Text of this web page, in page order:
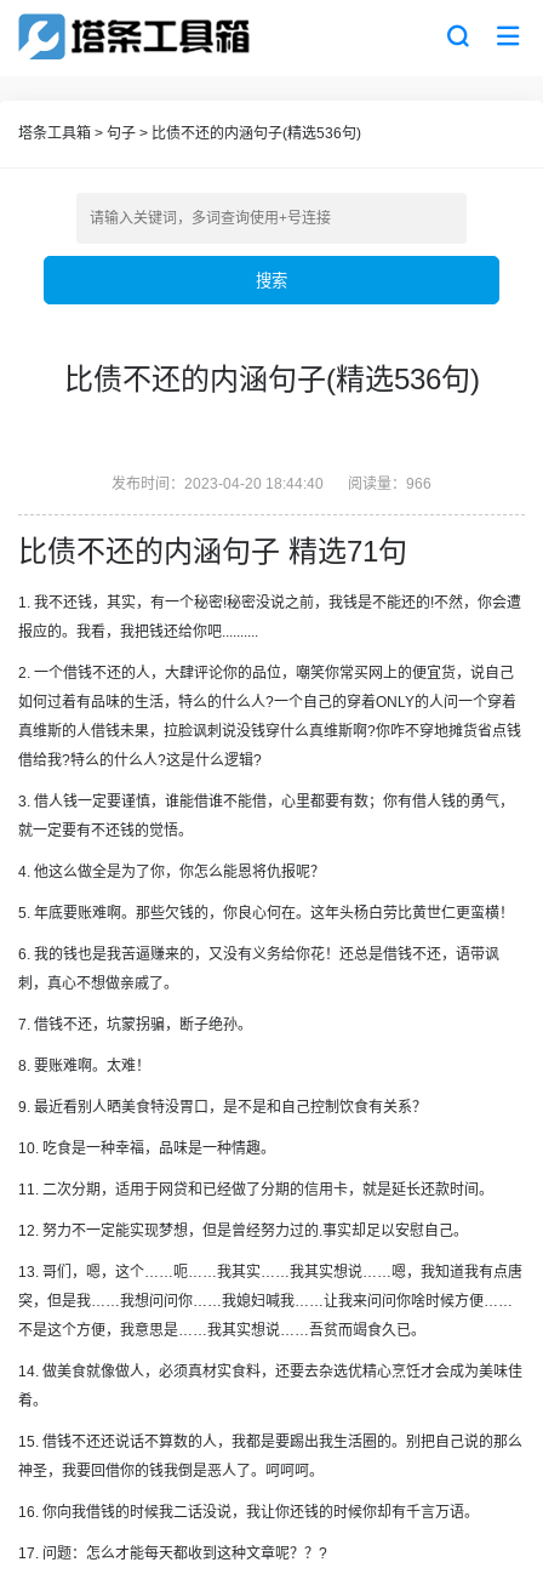
塔条工具箱 > 句子 > 比债不还的内涵句子(精选536句)
搜索
比债不还的内涵句子(精选536句)
发布时间：2023-04-20 18:44:40 阅读量：966
比债不还的内涵句子 精选71句
1. 我不还钱，其实，有一个秘密!秘密没说之前，我钱是不能还的!不然，你会遭
报应的。我看，我把钱还给你吧..........
2. 一个借钱不还的人，大肆评论你的品位，嘲笑你常买网上的便宜货，说自己
如何过着有品味的生活，特么的什么人?一个自己的穿着ONLY的人问一个穿着
真维斯的人借钱未果，拉脸讽刺说没钱穿什么真维斯啊?你咋不穿地摊货省点钱
借给我?特么的什么人?这是什么逻辑?
3. 借人钱一定要谨慎，谁能借谁不能借，心里都要有数；你有借人钱的勇气，
就一定要有不还钱的觉悟。
4. 他这么做全是为了你，你怎么能恩将仇报呢？
5. 年底要账难啊。那些欠钱的，你良心何在。这年头杨白劳比黄世仁更蛮横！
6. 我的钱也是我苦逼赚来的，又没有义务给你花！还总是借钱不还，语带讽
刺，真心不想做亲戚了。
7. 借钱不还，坑蒙拐骗，断子绝孙。
8. 要账难啊。太难！
9. 最近看别人晒美食特没胃口，是不是和自己控制饮食有关系？
10. 吃食是一种幸福，品味是一种情趣。
11. 二次分期，适用于网贷和已经做了分期的信用卡，就是延长还款时间。
12. 努力不一定能实现梦想，但是曾经努力过的.事实却足以安慰自己。
13. 哥们，嗯，这个……呃……我其实……我其实想说……嗯，我知道我有点唐
突，但是我……我想问问你……我媳妇喊我……让我来问问你啥时候方便……
不是这个方便，我意思是……我其实想说……吾贫而竭食久已。
14. 做美食就像做人，必须真材实食料，还要去杂选优精心烹饪才会成为美味佳
肴。
15. 借钱不还还说话不算数的人，我都是要踢出我生活圈的。别把自己说的那么
神圣，我要回借你的钱我倒是恶人了。呵呵呵。
16. 你向我借钱的时候我二话没说，我让你还钱的时候你却有千言万语。
17. 问题：怎么才能每天都收到这种文章呢？？?